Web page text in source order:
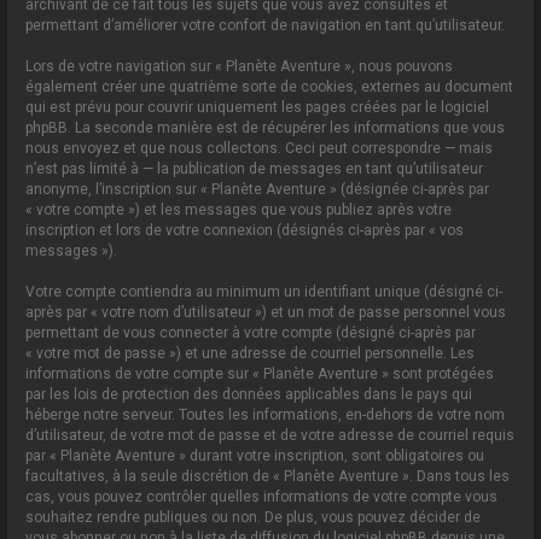
archivant de ce fait tous les sujets que vous avez consultés et
permettant d’améliorer votre confort de navigation en tant qu’utilisateur.
Lors de votre navigation sur « Planète Aventure », nous pouvons
également créer une quatrième sorte de cookies, externes au document
qui est prévu pour couvrir uniquement les pages créées par le logiciel
phpBB. La seconde manière est de récupérer les informations que vous
nous envoyez et que nous collectons. Ceci peut correspondre — mais
n’est pas limité à — la publication de messages en tant qu’utilisateur
anonyme, l’inscription sur « Planète Aventure » (désignée ci-après par
« votre compte ») et les messages que vous publiez après votre
inscription et lors de votre connexion (désignés ci-après par « vos
messages »).
Votre compte contiendra au minimum un identifiant unique (désigné ci-
après par « votre nom d’utilisateur ») et un mot de passe personnel vous
permettant de vous connecter à votre compte (désigné ci-après par
« votre mot de passe ») et une adresse de courriel personnelle. Les
informations de votre compte sur « Planète Aventure » sont protégées
par les lois de protection des données applicables dans le pays qui
héberge notre serveur. Toutes les informations, en-dehors de votre nom
d’utilisateur, de votre mot de passe et de votre adresse de courriel requis
par « Planète Aventure » durant votre inscription, sont obligatoires ou
facultatives, à la seule discrétion de « Planète Aventure ». Dans tous les
cas, vous pouvez contrôler quelles informations de votre compte vous
souhaitez rendre publiques ou non. De plus, vous pouvez décider de